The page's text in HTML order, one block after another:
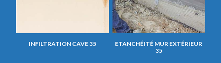
INFILTRATION CAVE 35
ETANCHÉITÉ MUR EXTÉRIEUR
35